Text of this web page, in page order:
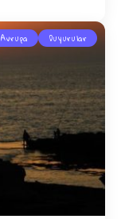
Avrupa Duyurular